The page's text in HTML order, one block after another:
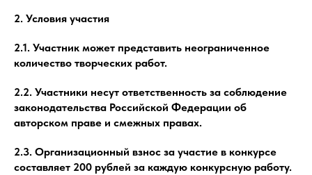
2. Условия участия
2.1. Участник может представить неограниченное
количество творческих работ.
2.2. Участники несут ответственность за соблюдение
законодательства Российской Федерации об
авторском праве и смежных правах.
2.3. Организационный взнос за участие в конкурсе
составляет 200 рублей за каждую конкурсную работу.